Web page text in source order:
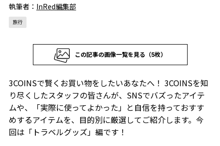
執筆者： InRed編集部
旅行
この記事の画像一覧を見る（5枚）
3COINSで賢くお買い物をしたいあなたへ！ 3COINSを知
り尽くしたスタッフの皆さんが、SNSでバズったアイテ
ムや、「実際に使ってよかった」と自信を持っておすす
めするアイテムを、目的別に厳選してご紹介します。今
回は「トラベルグッズ」編です！